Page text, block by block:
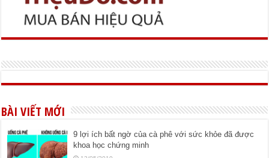
BÀI VIẾT MỚI
9 lợi ích bất ngờ của cà phê với sức khỏe đã được
khoa học chứng minh